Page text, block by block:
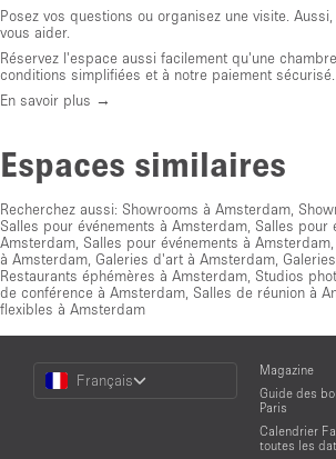
Posez vos questions ou organisez une visite.
vous aider.
Réservez l'espace aussi facilement qu'une
conditions simplifiées et à notre paiement sécurisé.
En savoir plus →
Espaces similaires
Recherchez aussi: Showrooms à Amsterdam
Salles pour événements à Amsterdam Salles pour
Amsterdam Salles pour événements à Amsterdam
à Amsterdam Galeries d'art à Amsterdam
Restaurants éphémères à Amsterdam Studios
de conférence à Amsterdam Salles de réunion à
flexibles à Amsterdam
Choose
Language
Français
Magazine
Guide des
Paris
Calendrier
toutes les